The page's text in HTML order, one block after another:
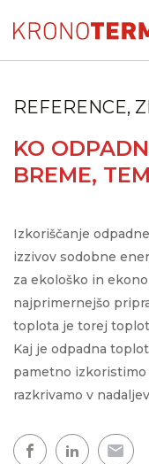
REFERENCE,
KO
BREME,
Izkoriščanje
izzivov sodobne
za ekološko in
najprimernejšo
toplota je torej
Kaj je odpadna
pametno izkoristimo
razkrivamo v